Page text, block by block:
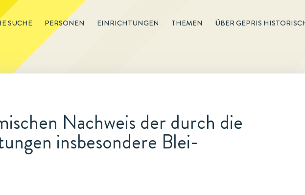
SUCHE PERSONEN EINRICHTUNGEN THEMEN ÜBER GEPRIS
Nachweis der durch die
insbesondere Blei-